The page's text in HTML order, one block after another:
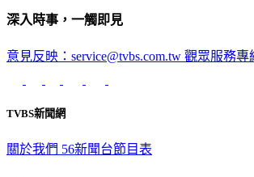
深入時事，一觸即見
意見反映：service@tvbs.com.tw 觀眾服務專
TVBS新聞網
關於我們 56新聞台節目表